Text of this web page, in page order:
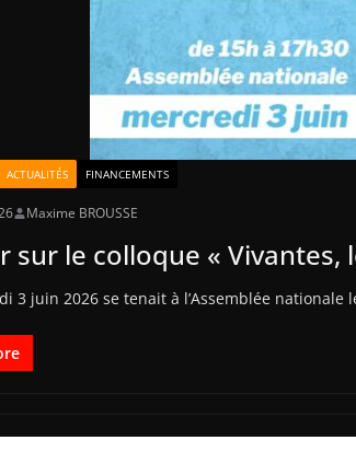
ACTUALITÉS FINANCEMENTS
Maxime BROUSSE
sur le colloque «
3 juin 2026 se tenait à l’Assemblée